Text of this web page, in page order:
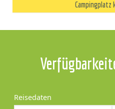
Reisedaten